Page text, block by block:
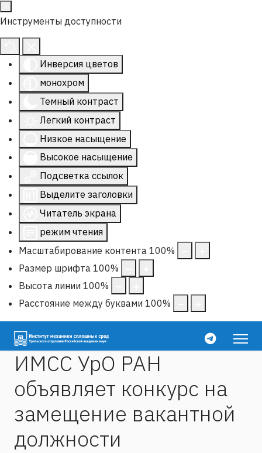
Инструменты доступности
Инверсия цветов
монохром
Темный контраст
Легкий контраст
Низкое насыщение
Высокое насыщение
Подсветка ссылок
Выделите заголовки
Читатель экрана
режим чтения
Масштабирование контента 100%
Размер шрифта 100%
Высота линии 100%
Расстояние между буквами 100%
ИМСС УрО РАН
объявляет конкурс на
замещение вакантной
должности